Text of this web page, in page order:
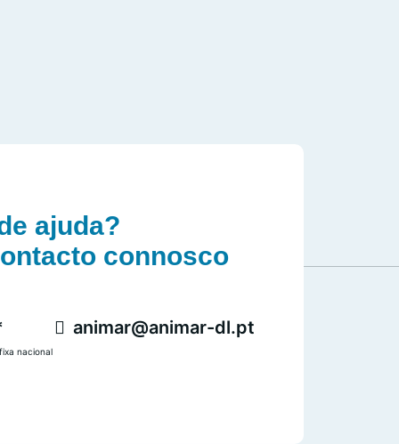
ajuda?
connosco
animar@animar-dl.pt
nacional